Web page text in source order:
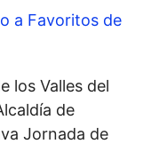
a Favoritos de
los Valles del
de
Jornada de